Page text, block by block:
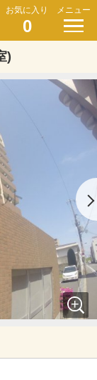
お気に入り
0
メニュー
)